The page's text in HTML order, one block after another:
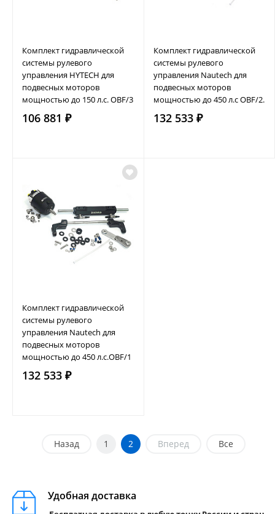
Комплект гидравлической
системы рулевого
управления HYTECH для
подвесных моторов
мощностью до 150 л.с. OBF/3
106 881 ₽
Комплект гидравлической
системы рулевого
управления Nautech для
подвесных моторов
мощностью до 450 л.с OBF/2.
132 533 ₽
Комплект гидравлической
системы рулевого
управления Nautech для
подвесных моторов
мощностью до 450 л.с.OBF/1
132 533 ₽
Назад 1 2 Вперед Все
Удобная доставка